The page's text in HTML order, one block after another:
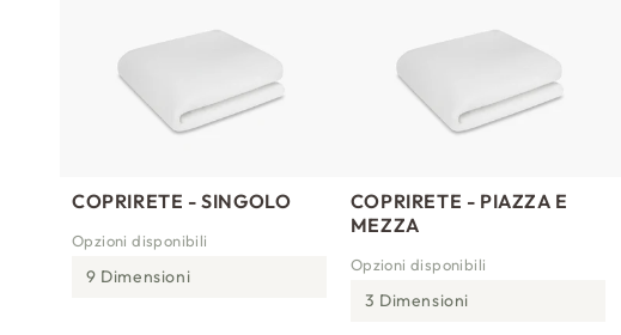
COPRIRETE - SINGOLO
Opzioni disponibili
9 Dimensioni
COPRIRETE - PIAZZA E
MEZZA
Opzioni disponibili
3 Dimensioni